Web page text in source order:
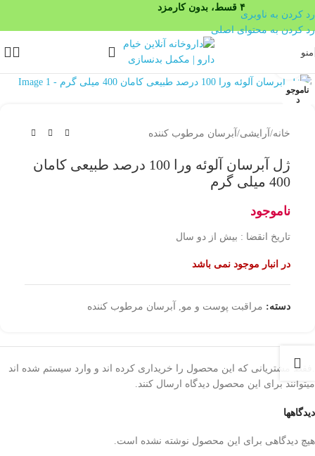
۴ قسط، بدون کارمزد
رد کردن به ناوبری
رد کردن به محتوای اصلی
منو
ناموجو
د
بزرگنمایی تصویر
خانه/ آرایشی/ آبرسان مرطوب کننده
ژل آبرسان آلوئه ورا 100 درصد طبیعی کامان
400 میلی گرم
ناموجود
تاریخ انقضا : بیش از دو سال
در انبار موجود نمی باشد
دسته: مراقبت پوست و مو آبرسان مرطوب کننده
دیدگاهها
هیچ دیدگاهی برای این محصول نوشته نشده است.
.فقط مشتریانی که این محصول را خریداری کرده اند و وارد سیستم شده اند
میتوانند برای این محصول دیدگاه ارسال کنند.